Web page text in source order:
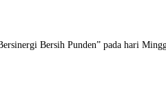
Bersih Punden” pada hari